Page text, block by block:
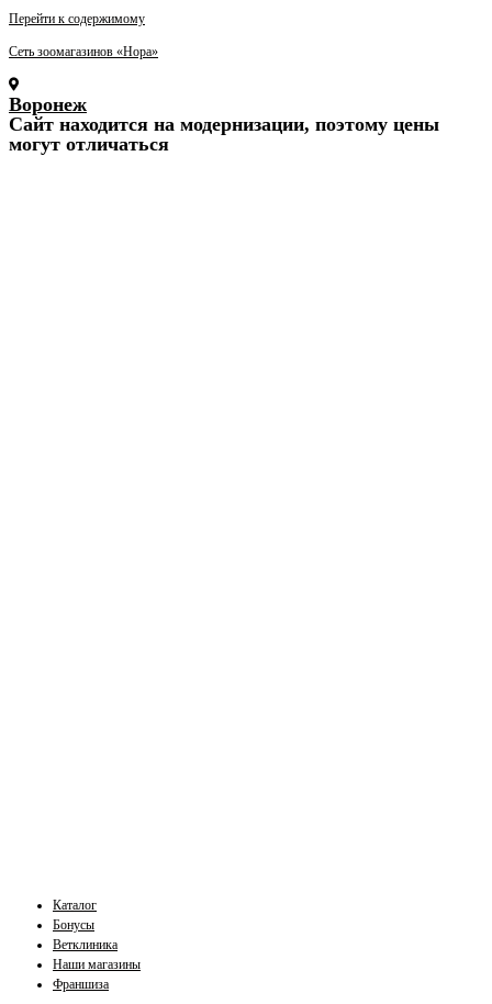
Перейти к содержимому
Сеть зоомагазинов «Нора»
Воронеж
Cайт находится на модернизации, поэтому цены
могут отличаться
Каталог
Бонусы
Ветклиника
Наши магазины
Франшиза